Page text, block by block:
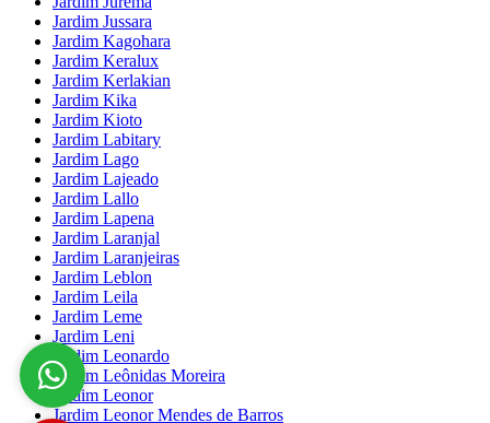
Jardim Jussara
Jardim Kagohara
Jardim Keralux
Jardim Kerlakian
Jardim Kika
Jardim Kioto
Jardim Labitary
Jardim Lago
Jardim Lajeado
Jardim Lallo
Jardim Lapena
Jardim Laranjal
Jardim Laranjeiras
Jardim Leblon
Jardim Leila
Jardim Leme
Jardim Leni
Jardim Leonardo
Jardim Leônidas Moreira
Jardim Leonor
Jardim Leonor Mendes de Barros